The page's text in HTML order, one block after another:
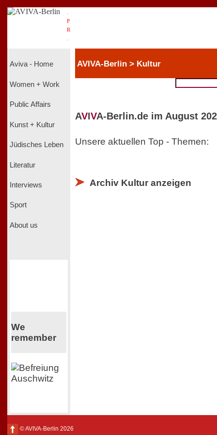
P
R
Aviva - Home
Women + Work
Public Affairs
Kunst + Kultur
Jüdisches Leben
Literatur
Interviews
Sport
About us
We
remember
AVIVA-Berlin > Kultur
AVIVA-Berlin.de im August
Unsere aktuellen Top - Themen:
Archiv Kultur anzeigen
© AVIVA-Berlin 2026